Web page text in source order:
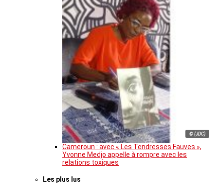
© (JDC)
Cameroun : avec « Les Tendresses Fauves »,
Yvonne Medjo appelle à rompre avec les
relations toxiques
Les plus lus